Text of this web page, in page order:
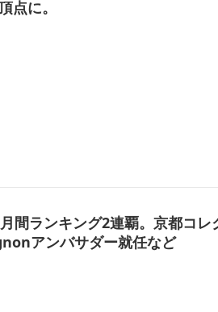
点に。
間ランキング2連覇。京都コレ
アンバサダー就任など